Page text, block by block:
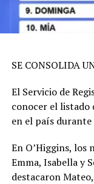
SE CONSOLIDA
El Servicio de
conocer el listado
en el país durante
En O’Higgins, los
Emma, Isabella y
destacaron